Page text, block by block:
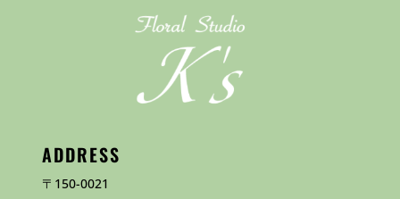
ADDRESS
〒150-0021